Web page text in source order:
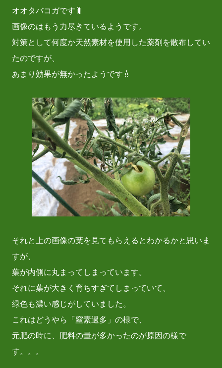
オオタバコガです🐛
画像のはもう力尽きているようです。
対策として何度か天然素材を使用した薬剤を散布してい
たのですが、
あまり効果が無かったようです💧
それと上の画像の葉を見てもらえるとわかるかと思いま
すが、
葉が内側に丸まってしまっています。
それに葉が大きく育ちすぎてしまっていて、
緑色も濃い感じがしていました。
これはどうやら「窒素過多」の様で、
元肥の時に、肥料の量が多かったのが原因の様で
す。。。